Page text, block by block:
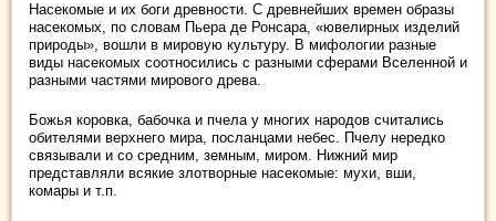
Насекомые и их боги древности. С древнейших времен образы
насекомых, по словам Пьера де Ронсара, «ювелирных изделий
природы», вошли в мировую культуру. В мифологии разные
виды насекомых соотносились с разными сферами Вселенной и
разными частями мирового древа.
Божья коровка, бабочка и пчела у многих народов считались
обителями верхнего мира, посланцами небес. Пчелу нередко
связывали и со средним, земным, миром. Нижний мир
представляли всякие злотворные насекомые: мухи, вши,
комары и т.п.